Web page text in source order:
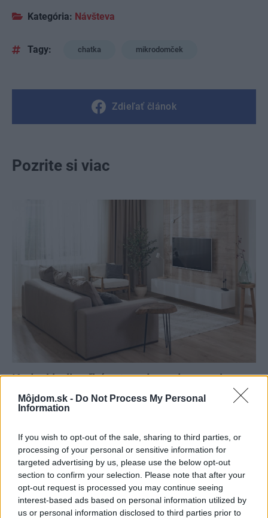
Môjdom.sk - Do Not Process My Personal
Information
If you wish to opt-out of the sale, sharing to third parties, or
processing of your personal or sensitive information for
targeted advertising by us, please use the below opt-out
section to confirm your selection. Please note that after your
opt-out request is processed you may continue seeing
interest-based ads based on personal information utilized by
us or personal information disclosed to third parties prior to
Kategória: Návšteva
Tagy: chatka mikrodomček
Zdieľať článok
Pozrite si viac
Kedysi boli veľkým trendom, dnes sa im
radšej vyhnite. Týchto 7 vecí robí vašu
obývačku zastaralou